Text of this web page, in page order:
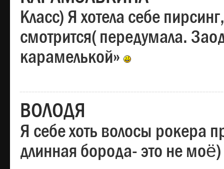
Класс) Я хотела себе
смотрится( передумала.
карамелькой»
ВОЛОДЯ
Я себе хоть волосы рокера
длинная борода- это не моё)